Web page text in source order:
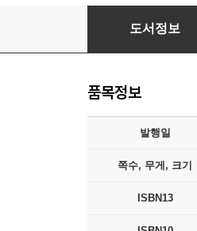
長期政權の條件
도서정보
품목정보
발행일
쪽수, 무게, 크기
ISBN13